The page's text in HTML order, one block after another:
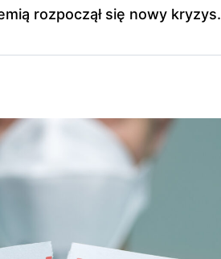
rozpoczął się nowy kryzys.